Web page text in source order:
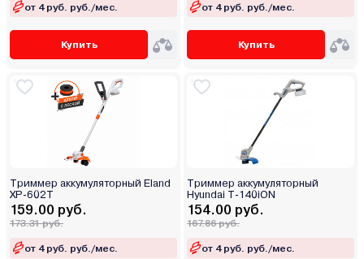
от 4 руб. руб./мес.
Купить
от 4 руб. руб./мес.
Купить
Триммер аккумуляторный Eland
XP-602T
159.00 руб.
173.31 руб.
от 4 руб. руб./мес.
Триммер аккумуляторный
Hyundai T-140iON
154.00 руб.
167.86 руб.
от 4 руб. руб./мес.